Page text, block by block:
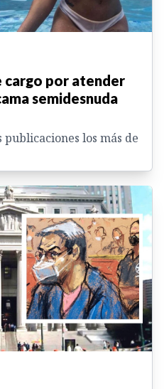
cargo por atender
semidesnuda
los más de